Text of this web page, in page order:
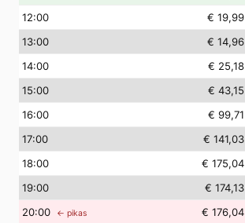
12:00 € 19,99
13:00 € 14,96
14:00 € 25,18
15:00 € 43,15
16:00 € 99,71
17:00 € 141,03
18:00 € 175,04
19:00 € 174,13
20:00 ← pikas € 176,04